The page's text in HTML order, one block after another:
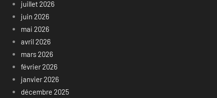
juillet 2026
juin 2026
mai 2026
avril 2026
mars 2026
février 2026
janvier 2026
décembre 2025